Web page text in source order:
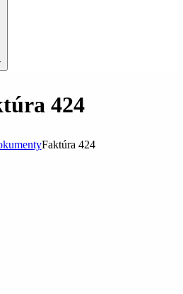
424
Faktúra 424